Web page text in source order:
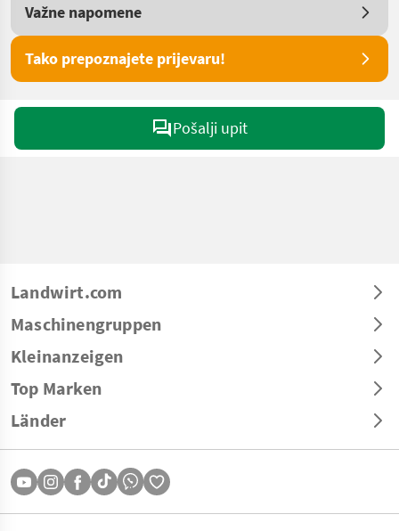
Važne napomene
Tako prepoznajete prijevaru!
Pošalji upit
Landwirt.com
Maschinengruppen
Kleinanzeigen
Top Marken
Länder